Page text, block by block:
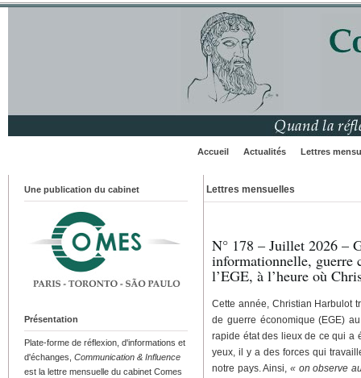
Accueil Actualités Lettres
Une publication du cabinet
Présentation
Plate-forme de réflexion, d'informations et
d'échanges, Communication & Influence
est la lettre mensuelle du cabinet Comes
Lettres mensuelles
N° 178 – Juillet 2026 –
informationnelle, guerre
l’EGE, à l’heure où
Cette année, Christian Harbulot
de guerre économique (EGE)
rapide état des lieux de ce qui a
yeux, il y a des forces qui
notre pays. Ainsi,« on ob­serve